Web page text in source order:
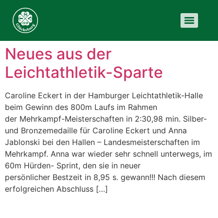
Neues aus der
Leichtathletik-Sparte
Caroline Eckert in der Hamburger Leichtathletik-Halle
beim Gewinn des 800m Laufs im Rahmen
der Mehrkampf-Meisterschaften in 2:30,98 min. Silber-
und Bronzemedaille für Caroline Eckert und Anna
Jablonski bei den Hallen – Landesmeisterschaften im
Mehrkampf. Anna war wieder sehr schnell unterwegs, im
60m Hürden- Sprint, den sie in neuer
persönlicher Bestzeit in 8,95 s. gewann!!! Nach diesem
erfolgreichen Abschluss […]